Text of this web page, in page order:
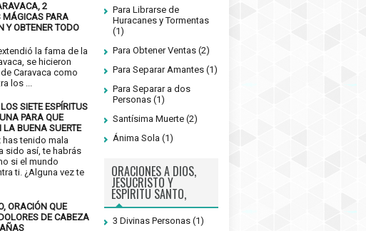
2
MÁGICAS PARA
Y OBTENER TODO
la fama de la
se hicieron
Caravaca como
los ...
SIETE ESPÍRITUS
PARA QUE
LA BUENA SUERTE
has tenido mala
sido así, te habrás
si el mundo
ti. ¿Alguna vez te
ORACIÓN QUE
DE CABEZA
Para Librarse de
Huracanes y Tormentas
(1)
Para Obtener Ventas (2)
Para Separar Amantes (1)
Para Separar a dos
Personas (1)
Santísima Muerte (2)
Ánima Sola (1)
ORACIONES A DIOS,
JESUCRISTO Y
ESPÍRITU SANTO,
3 Divinas Personas (1)